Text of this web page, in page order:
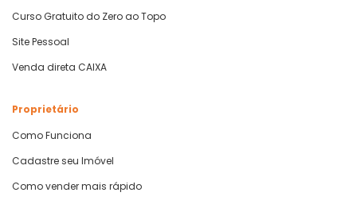
Curso Gratuito do Zero ao Topo
Site Pessoal
Venda direta CAIXA
Proprietário
Como Funciona
Cadastre seu Imóvel
Como vender mais rápido